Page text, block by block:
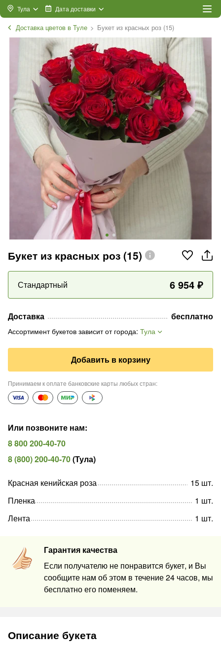
Тула Дата доставки
Доставка цветов в Туле Букет из красных роз (15)
Букет из красных роз (15)
Стандартный 6 954 ₽
Доставка бесплатно
Ассортимент букетов зависит от города: Тула
Добавить в корзину
Принимаем к оплате банковские карты любых стран:
Или позвоните нам:
8 800 200-40-70
8 (800) 200-40-70(Тула)
Гарантия качества
Если получателю не понравится букет, и Вы
сообщите нам об этом в течение 24 часов, мы
бесплатно его поменяем.
Красная кенийская роза 15 шт.
Пленка
1 шт.
Лента
1 шт.
Описание букета